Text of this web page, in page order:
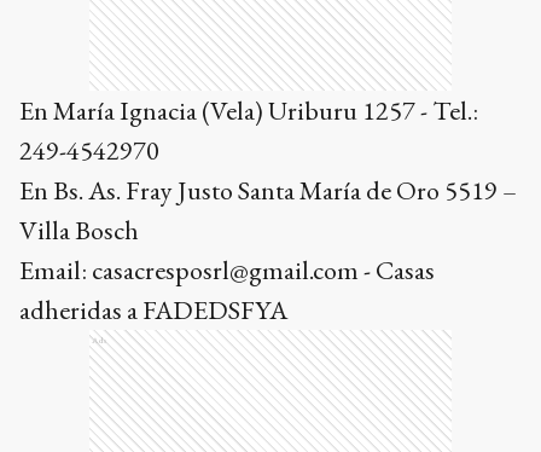
En María Ignacia (Vela) Uriburu 1257 - Tel.:
249-4542970
En Bs. As. Fray Justo Santa María de Oro 5519 –
Villa Bosch
Email: casacresposrl@gmail.com - Casas
adheridas a FADEDSFYA
Ads